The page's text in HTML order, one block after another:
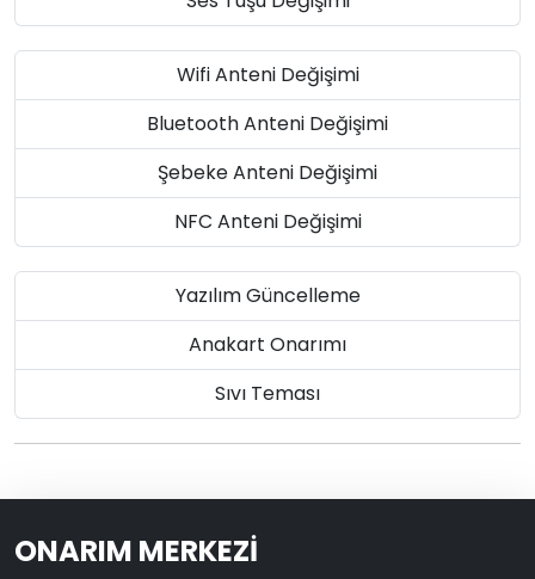
Wifi Anteni Değişimi
Bluetooth Anteni Değişimi
Şebeke Anteni Değişimi
NFC Anteni Değişimi
Yazılım Güncelleme
Anakart Onarımı
Sıvı Teması
ONARIM MERKEZİ